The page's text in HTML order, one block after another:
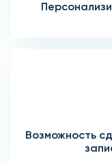
Возможность